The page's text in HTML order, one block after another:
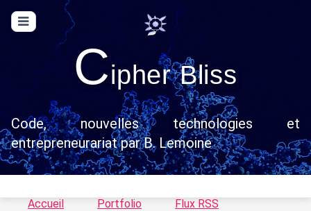
Cipher Bliss
Code, nouvelles technologies et
entrepreneurariat par B. Lemoine
Accueil Portfolio Flux RSS